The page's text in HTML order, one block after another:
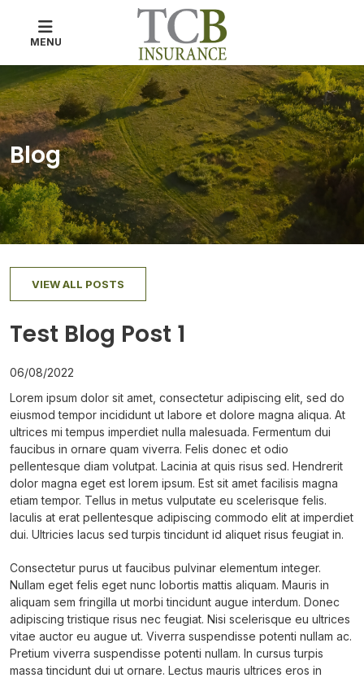
MENU
Blog
VIEW ALL POSTS
Test Blog Post 1
06/08/2022
Lorem ipsum dolor sit amet, consectetur adipiscing elit, sed do
eiusmod tempor incididunt ut labore et dolore magna aliqua. At
ultrices mi tempus imperdiet nulla malesuada. Fermentum dui
faucibus in ornare quam viverra. Felis donec et odio
pellentesque diam volutpat. Lacinia at quis risus sed. Hendrerit
dolor magna eget est lorem ipsum. Est sit amet facilisis magna
etiam tempor. Tellus in metus vulputate eu scelerisque felis.
Iaculis at erat pellentesque adipiscing commodo elit at imperdiet
dui. Ultricies lacus sed turpis tincidunt id aliquet risus feugiat in.
Consectetur purus ut faucibus pulvinar elementum integer.
Nullam eget felis eget nunc lobortis mattis aliquam. Mauris in
aliquam sem fringilla ut morbi tincidunt augue interdum. Donec
adipiscing tristique risus nec feugiat. Nisi scelerisque eu ultrices
vitae auctor eu augue ut. Viverra suspendisse potenti nullam ac.
Pretium viverra suspendisse potenti nullam. In cursus turpis
massa tincidunt dui ut ornare. Lectus mauris ultrices eros in